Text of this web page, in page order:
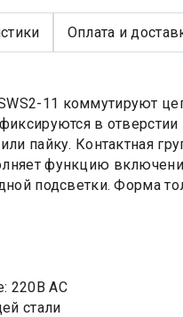
Оплата и
11 коммутируют
в
пайку. Контактная
функцию
подсветки. Форма
220В AC
стали